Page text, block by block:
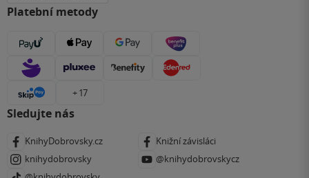
Platební metody
+ 17
Sledujte nás
KnihyDobrovsky.cz
Knižní závisláci
knihydobrovsky
@knihydobrovskycz